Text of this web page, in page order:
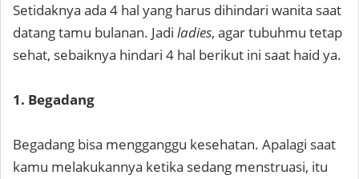
Setidaknya ada 4 hal yang harus dihindari wanita saat
datang tamu bulanan. Jadi ladies, agar tubuhmu tetap
sehat, sebaiknya hindari 4 hal berikut ini saat haid ya.
1. Begadang
Begadang bisa mengganggu kesehatan. Apalagi saat
kamu melakukannya ketika sedang menstruasi, itu